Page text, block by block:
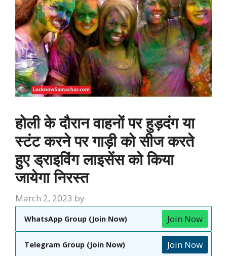
होली के दौरान वाहनों पर हुड़दंग या
स्टंट करने पर गाड़ी को सीज करते
हुए ड्राइविंग लाइसेंस को किया
जायेगा निरस्त
March 2, 2023 by
WhatsApp Group (Join Now) Join Now
Telegram Group (Join Now) Join Now